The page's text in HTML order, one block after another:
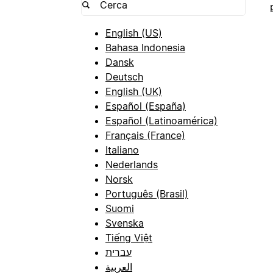
English (US)
Bahasa Indonesia
Dansk
Deutsch
English (UK)
Español (España)
Español (Latinoamérica)
Français (France)
Italiano
Nederlands
Norsk
Português (Brasil)
Suomi
Svenska
Tiếng Việt
עברית
العربية